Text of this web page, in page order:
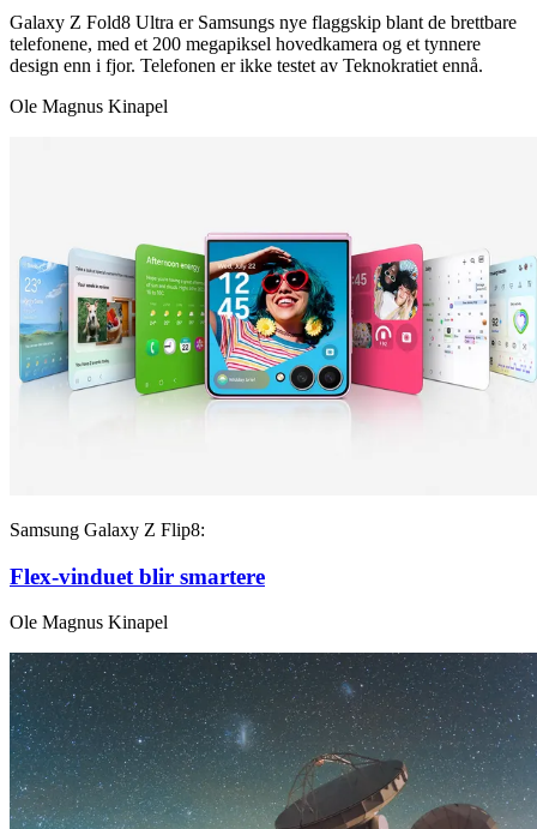
Galaxy Z Fold8 Ultra er Samsungs nye flaggskip blant de brettbare
telefonene, med et 200 megapiksel hovedkamera og et tynnere
design enn i fjor. Telefonen er ikke testet av Teknokratiet ennå.
Ole Magnus Kinapel
Samsung Galaxy Z Flip8:
Flex-vinduet blir smartere
Ole Magnus Kinapel